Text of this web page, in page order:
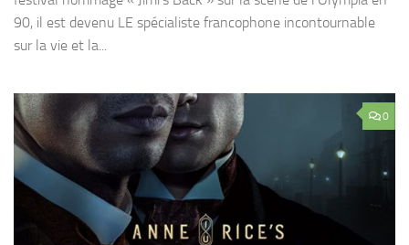
90, il est devenu LE spécialiste francophone incontournable
sur la vie et la...
0